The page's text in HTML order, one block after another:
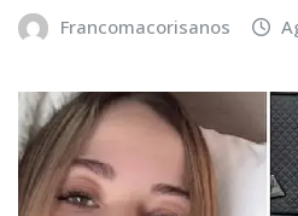
Francomacorisanos